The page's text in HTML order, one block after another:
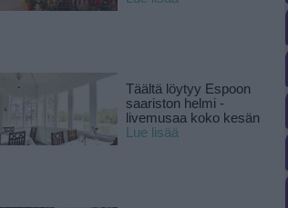
Täältä löytyy Espoon
saariston helmi -
livemusaa koko kesän
Lue lisää